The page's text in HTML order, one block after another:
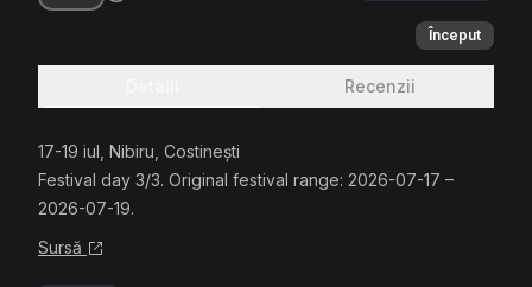
Început
Recenzii
17-19 iul, Nibiru, Costinești
Festival day 3/3. Original festival range: 2026-07-17 –
2026-07-19.
Sursă